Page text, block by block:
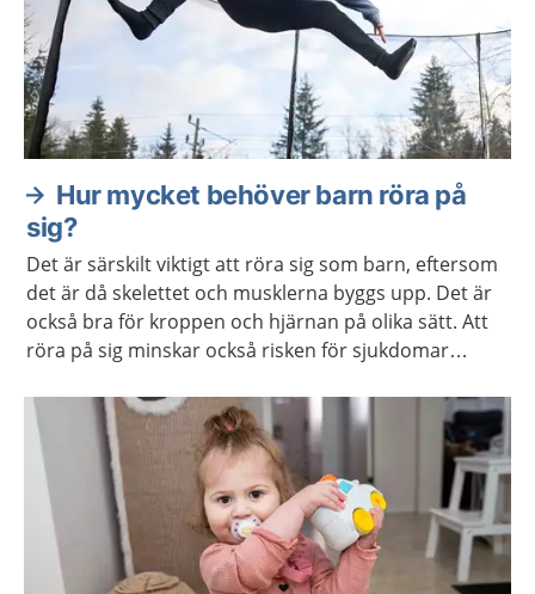
Hur mycket behöver barn röra på
sig?
Det är särskilt viktigt att röra sig som barn, eftersom
det är då skelettet och musklerna byggs upp. Det är
också bra för kroppen och hjärnan på olika sätt. Att
röra på sig minskar också risken för sjukdomar